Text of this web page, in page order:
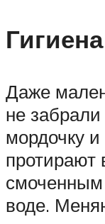
Гигиена
Даже
не
мордочку
протирают
смоченным
воде.